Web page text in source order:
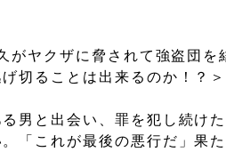
がヤクザに脅されて強盗団を
切ることは出来るのか！？＞
男と出会い、罪を犯し続け
「これが最後の悪行だ」果